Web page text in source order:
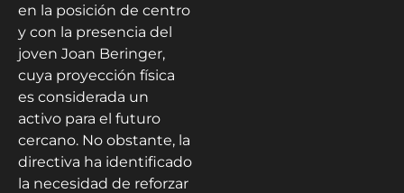
en la posición de centro
y con la presencia del
joven Joan Beringer,
cuya proyección física
es considerada un
activo para el futuro
cercano. No obstante, la
directiva ha identificado
la necesidad de reforzar